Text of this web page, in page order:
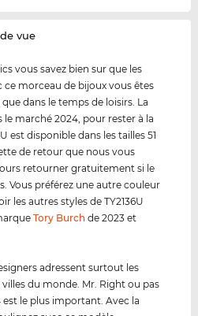
vue
vous savez bien sur que les
ce morceau de bijoux vous êtes
dans le temps de loisirs. La
le marché 2024, pour rester à la
est disponible dans les tailles 51
de retour que nous vous
retourner gratuitement si le
Vous préférez une autre couleur
les autres styles de TY2136U
Tory Burch de 2023 et
adressent surtout les
du monde. Mr. Right ou pas
le plus important. Avec la